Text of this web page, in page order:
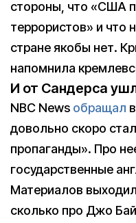
стороны, что «США
террористов» и что
стране якобы нет.
напомнила
И от Сандерса
NBC News обращал
довольно скоро
пропаганды». Про
государственные
Материалов
сколько про Джо